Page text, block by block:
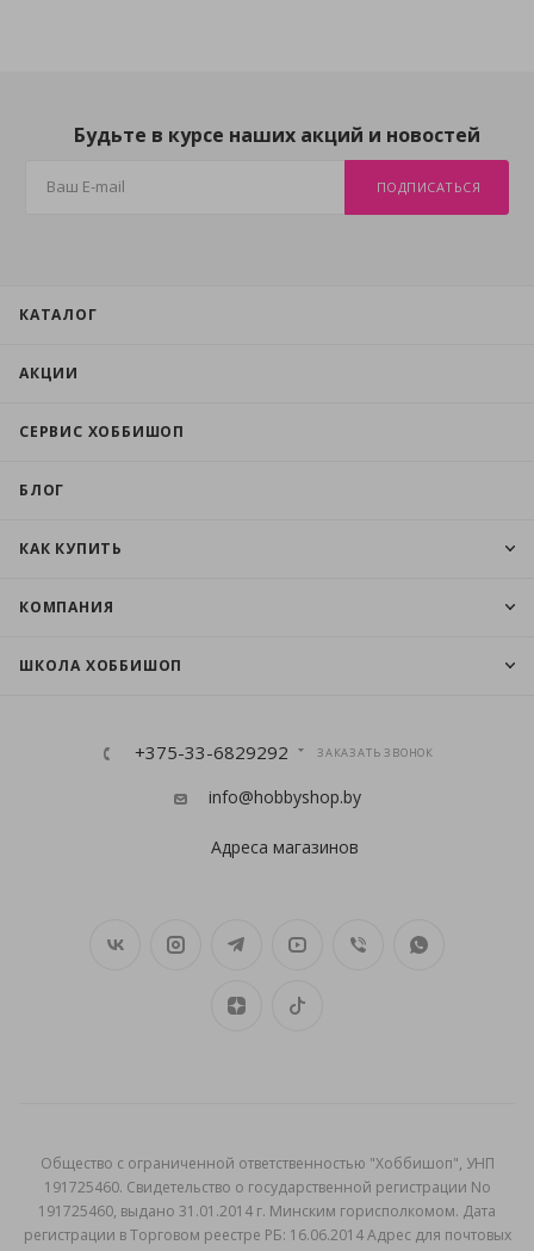
Будьте в курсе наших акций и новостей
ПОДПИСАТЬСЯ
КАТАЛОГ
АКЦИИ
СЕРВИС ХОББИШОП
БЛОГ
КАК КУПИТЬ
КОМПАНИЯ
ШКОЛА ХОББИШОП
+375-33-6829292 ЗАКАЗАТЬ ЗВОНОК
info@hobbyshop.by
Адреса магазинов
Общеcтво с ограниченной ответственностью "Хоббишоп", УНП
191725460. Свидетельство о государственной регистрации No
191725460, выдано 31.01.2014 г. Минским горисполкомом. Дата
регистрации в Торговом реестре РБ: 16.06.2014 Адрес для почтовых